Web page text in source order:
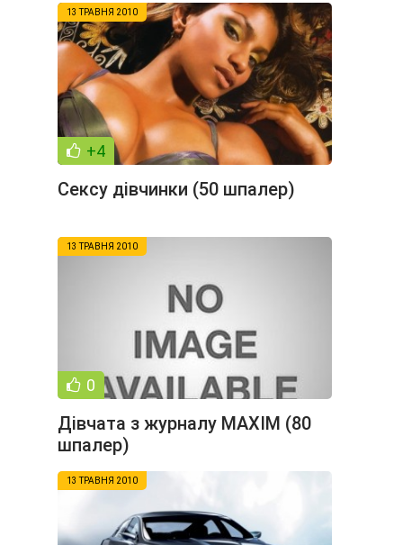
13 ТРАВНЯ 2010
+4
Сексу дівчинки (50 шпалер)
13 ТРАВНЯ 2010
0
Дівчата з журналу MAXIM (80
шпалер)
13 ТРАВНЯ 2010